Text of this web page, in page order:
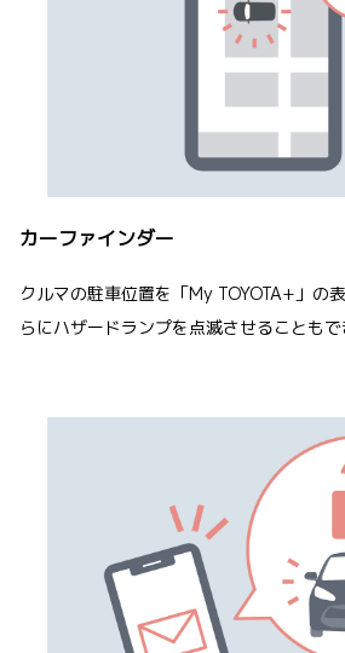
カーファインダー
クルマの駐車位置を「My TOYOTA+」の
らにハザードランプを点滅させることもで